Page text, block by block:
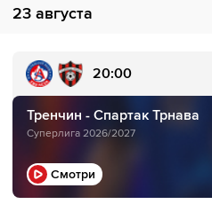
23 августа
20:00
Тренчин - Спартак Трнава
Суперлига 2026/2027
Смотри